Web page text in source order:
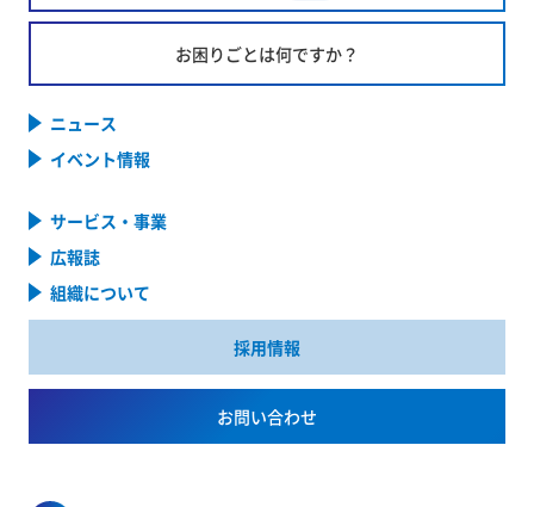
お困りごとは何ですか？
ニュース
イベント情報
サービス・事業
広報誌
組織について
採用情報
お問い合わせ